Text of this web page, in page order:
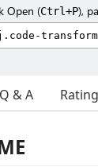
Open (Ctrl+P),
Q & A